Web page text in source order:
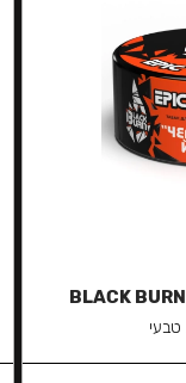
BLACK
טבעי